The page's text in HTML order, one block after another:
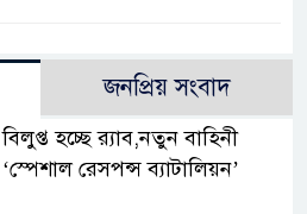
জনপ্রিয় সংবাদ
বিলুপ্ত হচ্ছে র‍্যাব,নতুন বাহিনী
‘স্পেশাল রেসপন্স ব্যাটালিয়ন’